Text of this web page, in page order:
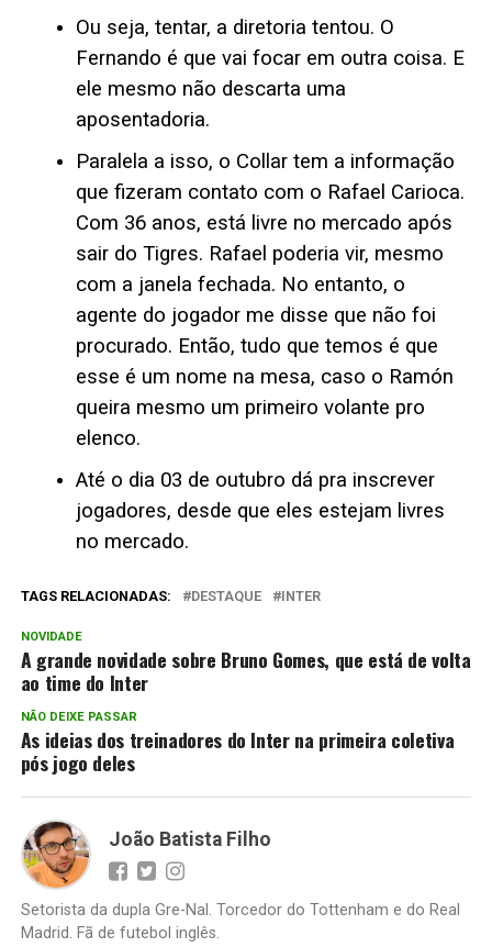
Ou seja, tentar, a diretoria tentou. O
Fernando é que vai focar em outra coisa. E
ele mesmo não descarta uma
aposentadoria.
Paralela a isso, o Collar tem a informação
que fizeram contato com o Rafael Carioca.
Com 36 anos, está livre no mercado após
sair do Tigres. Rafael poderia vir, mesmo
com a janela fechada. No entanto, o
agente do jogador me disse que não foi
procurado. Então, tudo que temos é que
esse é um nome na mesa, caso o Ramón
queira mesmo um primeiro volante pro
elenco.
Até o dia 03 de outubro dá pra inscrever
jogadores, desde que eles estejam livres
no mercado.
TAGS RELACIONADAS: DESTAQUE INTER
NOVIDADE
A grande novidade sobre Bruno Gomes, que está de volta
ao time do Inter
NÃO DEIXE PASSAR
As ideias dos treinadores do Inter na primeira coletiva
pós jogo deles
João Batista Filho
Setorista da dupla Gre-Nal. Torcedor do Tottenham e do Real
Madrid. Fã de futebol inglês.